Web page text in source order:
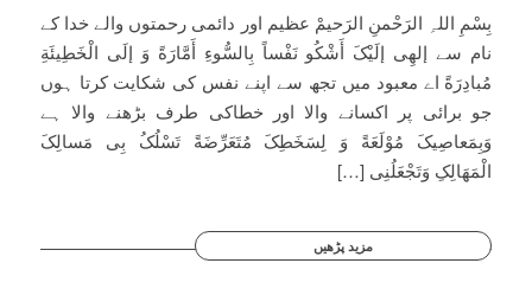
بِسْمِ اللہِ الرَحْمنِ الرَحیمْ عظیم اور دائمی رحمتوں والے خدا کے
نام سے إلھِی إلَیْکَ أَشْکُو نَفْساً بِالسُّوءِ أَمَّارَةً وَ إلَی الْخَطِیئَةِ
مُبادِرَةً اے معبود میں تجھ سے اپنے نفس کی شکایت کرتا ہوں
جو برائی پر اکسانے والا اور خطاکی طرف بڑھنے والا ہے
وَبِمَعاصِیکَ مُوْلَعَةً وَ لِسَخَطِکَ مُتَعَرِّضَةً تَسْلُکُ بِی مَسالِکَ
الْمَھَالِکِ وَتَجْعَلُنِی […]
مزید پڑھیں